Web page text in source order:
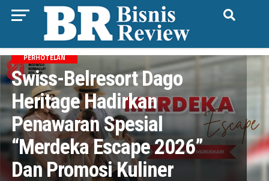
PERHOTELAN
Swiss-Belresort Dago
Heritage Hadirkan
Penawaran Spesial
“Merdeka Escape 2026”
Dan Promosi Kuliner